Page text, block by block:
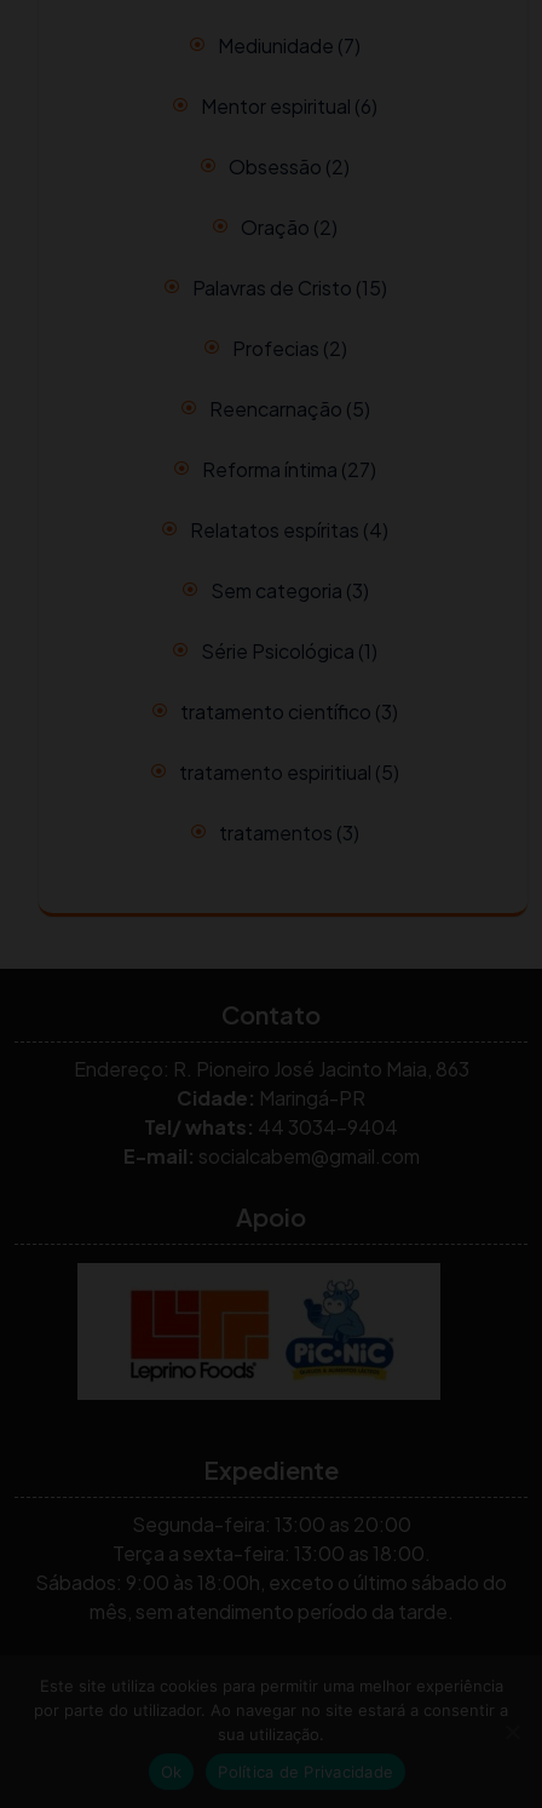
Mediunidade (7)
Mentor espiritual (6)
Obsessão (2)
Oração (2)
Palavras de Cristo (15)
Profecias (2)
Reencarnação (5)
Reforma íntima (27)
Relatatos espíritas (4)
Sem categoria (3)
Série Psicológica (1)
tratamento científico (3)
tratamento espiritiual (5)
tratamentos (3)
Contato
Endereço: R. Pioneiro José Jacinto Maia, 863
Cidade: Maringá-PR
Tel/ whats: 44 3034-9404
E-mail: socialcabem@gmail.com
Apoio
Expediente
Segunda-feira: 13:00 as 20:00
Terça a sexta-feira: 13:00 as 18:00.
Sábados: 9:00 às 18:00h, exceto o último sábado do
mês, sem atendimento período da tarde.
Todos os Direitos Reservados, 2026. As mensagens
compartilhadas no blog são de autoria de voluntários, não
necessariamente refletindo a visão da organização.
Themespride
Este site utiliza cookies para permitir uma melhor experiência
por parte do utilizador. Ao navegar no site estará a consentir a
sua utilização.
Ok
Política de Privacidade